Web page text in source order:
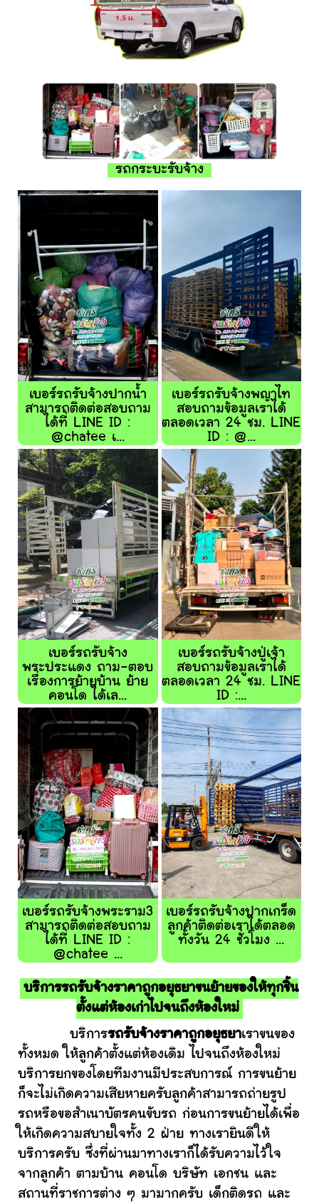
รถกระบะรับจ้าง
เบอร์รถรับจ้างปากน้ำ
สามารถติดต่อสอบถาม
ได้ที่ LINE ID :
@chatee เ...
เบอร์รถรับจ้างพญาไท
สอบถามข้อมูลเราได้
ตลอดเวลา 24 ชม. LINE
ID : @...
เบอร์รถรับจ้าง
พระประแดง ถาม-ตอบ
เรื่องการย้ายบ้าน ย้าย
คอนโด ได้เล...
เบอร์รถรับจ้างปู่เจ้า
สอบถามข้อมูลเราได้
ตลอดเวลา 24 ชม. LINE
ID :...
เบอร์รถรับจ้างพระราม3
สามารถติดต่อสอบถาม
ได้ที่ LINE ID :
@chatee ...
เบอร์รถรับจ้างปากเกร็ด
ลูกค้าติดต่อเราได้ตลอด
ทั้งวัน 24 ชั่วโมง ...
บริการรถรับจ้างราคาถูกอยุธยาขนย้ายของให้ทุกชิ้น
ตั้งแต่ห้องเก่าไปจนถึงห้องใหม่
บริการรถรับจ้างราคาถูกอยุธยาเราขนของ
ทั้งหมด ให้ลูกค้าตั้งแต่ห้องเดิม ไปจนถึงห้องใหม่
บริการยกของโดยทีมงานมีประสบการณ์ การขนย้าย
ก็จะไม่เกิดความเสียหายครับลูกค้าสามารถถ่ายรูป
รถหรือขอสำเนาบัตรคนขับรถ ก่อนการขนย้ายได้เพื่อ
ให้เกิดความสบายใจทั้ง 2 ฝ่าย ทางเรายินดีให้
บริการครับ ซึ่งที่ผ่านมาทางเราก็ได้รับความไว้ใจ
จากลูกค้า ตามบ้าน คอนโด บริษัท เอกชน และ
สถานที่ราชการต่าง ๆ มามากครับ เด็กติดรถ และ